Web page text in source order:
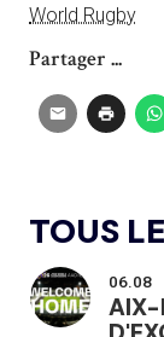
World Rugby
Partager ...
TOUS
06.08
AIX-